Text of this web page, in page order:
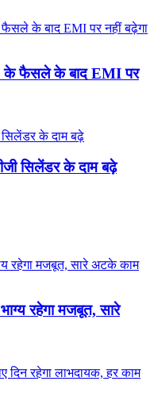
के फैसले के बाद EMI पर
सिलेंडर के दाम बढ़े
रहेगा मजबूत, सारे